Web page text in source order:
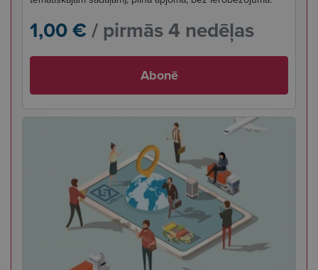
1,00 €/ pirmās 4 nedēļas
Abonē